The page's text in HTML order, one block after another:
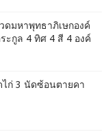
มหาพุทธาภิเษกองค์
ะกูล 4 ทิศ 4 สี 4 องค์
ไก่ 3 นัดซ้อนตายคา